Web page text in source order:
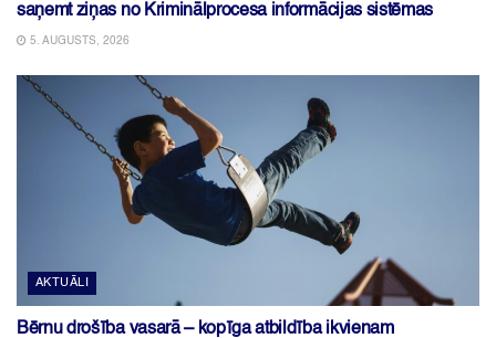
saņemt ziņas no Kriminālprocesa informācijas sistēmas
5. AUGUSTS, 2026
AKTUĀLI
Bērnu drošība vasarā – kopīga atbildība ikvienam